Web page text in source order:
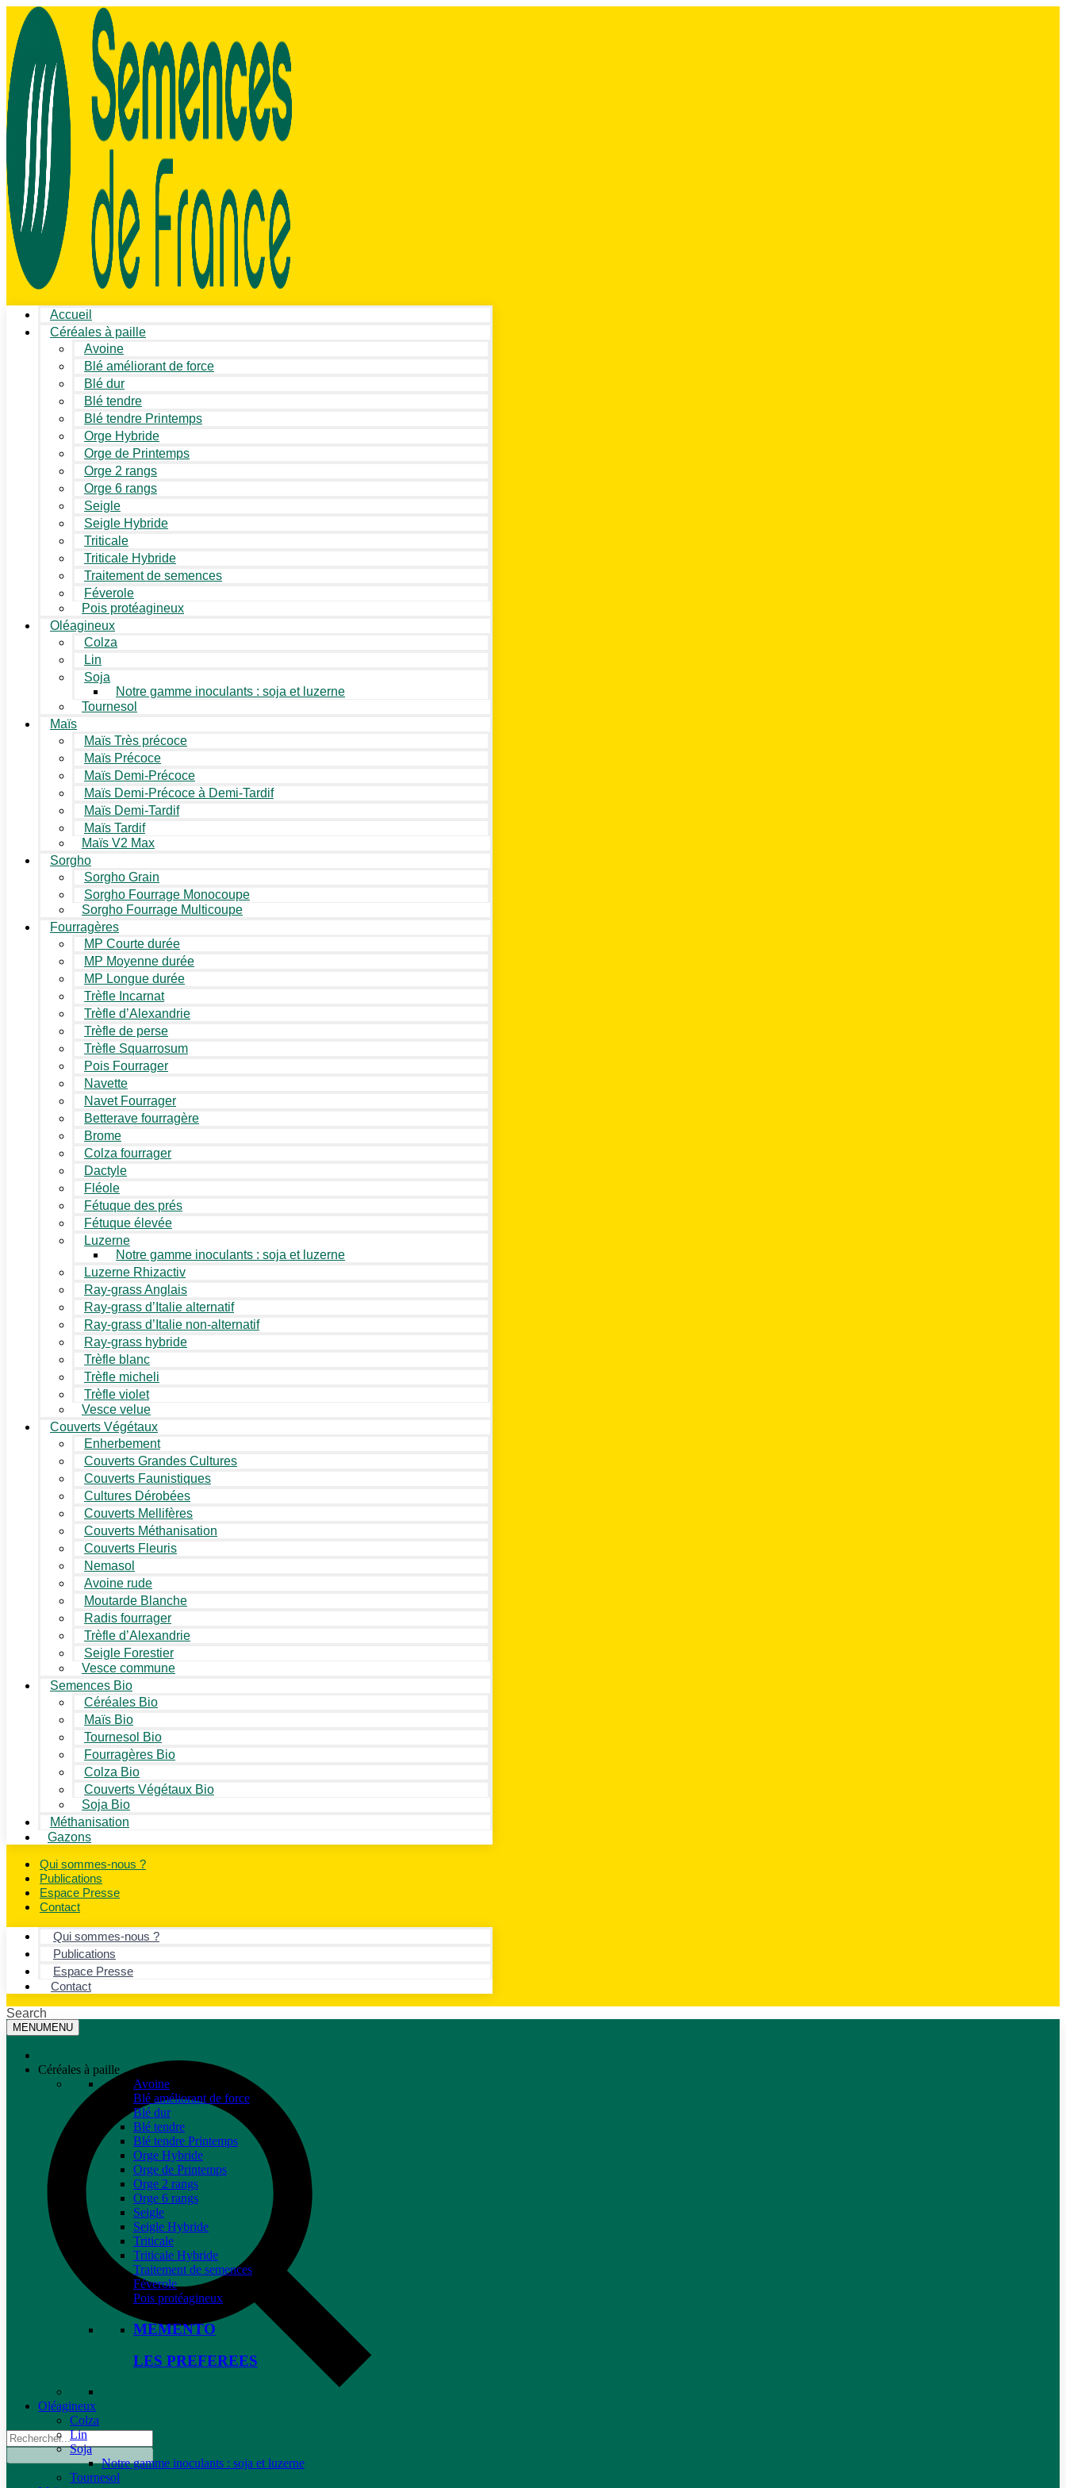
Accueil
Céréales à paille
Avoine
Blé améliorant de force
Blé dur
Blé tendre
Blé tendre Printemps
Orge Hybride
Orge de Printemps
Orge 2 rangs
Orge 6 rangs
Seigle
Seigle Hybride
Triticale
Triticale Hybride
Traitement de semences
Féverole
Pois protéagineux
Oléagineux
Colza
Lin
Soja
Notre gamme inoculants : soja et luzerne
Tournesol
Maïs
Maïs Très précoce
Maïs Précoce
Maïs Demi-Précoce
Maïs Demi-Précoce à Demi-Tardif
Maïs Demi-Tardif
Maïs Tardif
Maïs V2 Max
Sorgho
Sorgho Grain
Sorgho Fourrage Monocoupe
Sorgho Fourrage Multicoupe
Fourragères
MP Courte durée
MP Moyenne durée
MP Longue durée
Trèfle Incarnat
Trèfle d’Alexandrie
Trèfle de perse
Trèfle Squarrosum
Pois Fourrager
Navette
Navet Fourrager
Betterave fourragère
Brome
Colza fourrager
Dactyle
Fléole
Fétuque des prés
Fétuque élevée
Luzerne
Notre gamme inoculants : soja et luzerne
Luzerne Rhizactiv
Ray-grass Anglais
Ray-grass d’Italie alternatif
Ray-grass d’Italie non-alternatif
Ray-grass hybride
Trèfle blanc
Trèfle micheli
Trèfle violet
Vesce velue
Couverts Végétaux
Enherbement
Couverts Grandes Cultures
Couverts Faunistiques
Cultures Dérobées
Couverts Mellifères
Couverts Méthanisation
Couverts Fleuris
Nemasol
Avoine rude
Moutarde Blanche
Radis fourrager
Trèfle d’Alexandrie
Seigle Forestier
Vesce commune
Semences Bio
Céréales Bio
Maïs Bio
Tournesol Bio
Fourragères Bio
Colza Bio
Couverts Végétaux Bio
Soja Bio
Méthanisation
Gazons
Qui sommes-nous ?
Publications
Espace Presse
Contact
Qui sommes-nous ?
Publications
Espace Presse
Contact
Search
MENUMENU
Céréales à paille
Avoine
Blé améliorant de force
Blé dur
Blé tendre
Blé tendre Printemps
Orge Hybride
Orge de Printemps
Orge 2 rangs
Orge 6 rangs
Seigle
Seigle Hybride
Triticale
Triticale Hybride
Traitement de semences
Féverole
Pois protéagineux
MEMENTO
LES PREFEREES
Oléagineux
Colza
Lin
Soja
Notre gamme inoculants : soja et luzerne
Tournesol